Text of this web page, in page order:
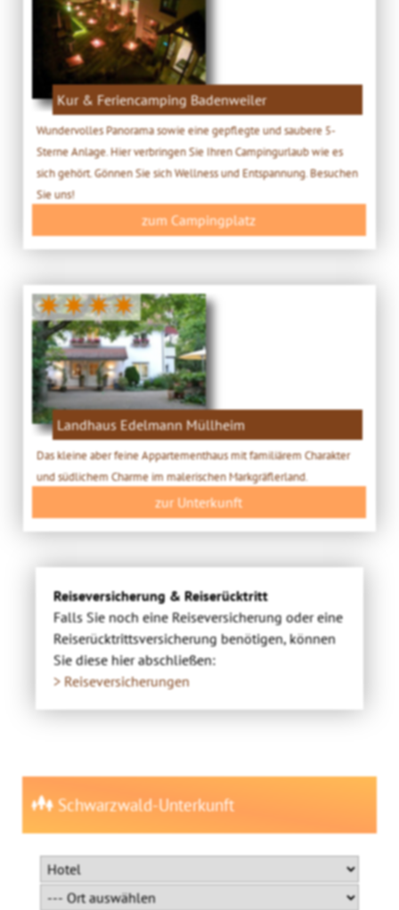
Kur & Feriencamping Badenweiler
Wundervolles Panorama sowie eine gepflegte und saubere 5-
Sterne Anlage. Hier verbringen Sie Ihren Campingurlaub wie es
sich gehört. Gönnen Sie sich Wellness und Entspannung. Besuchen
Sie uns!
zum Campingplatz
✷✷✷✷
Landhaus Edelmann Müllheim
Das kleine aber feine Appartementhaus mit familiärem Charakter
und südlichem Charme im malerischen Markgräflerland.
zur Unterkunft
Reiseversicherung & Reiserücktritt
Falls Sie noch eine Reiseversicherung oder eine
Reiserücktrittsversicherung benötigen, können
Sie diese hier abschließen:
> Reiseversicherungen
Schwarzwald-Unterkunft